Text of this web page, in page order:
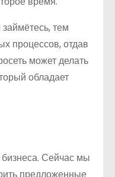
тем
процессов, отдав
может делать
обладает
Сейчас мы
предложенные